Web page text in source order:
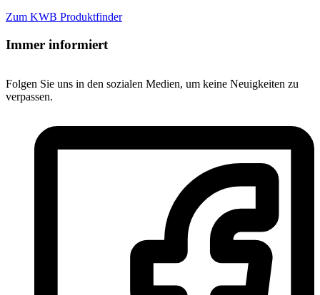
Zum KWB Produktfinder
Immer informiert
Folgen Sie uns in den sozialen Medien, um keine Neuigkeiten zu
verpassen.